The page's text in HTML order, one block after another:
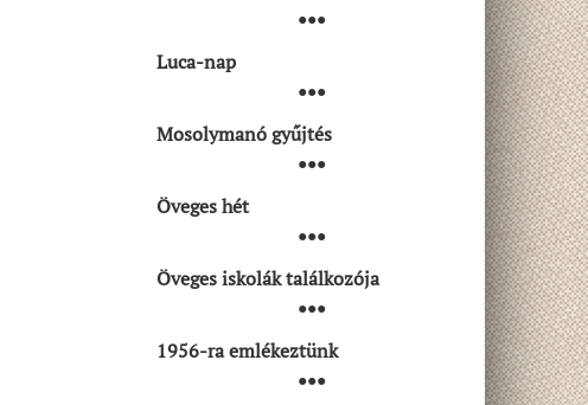
●●●
Luca-nap
●●●
Mosolymanó gyűjtés
●●●
Öveges hét
●●●
Öveges iskolák találkozója
●●●
1956-ra emlékeztünk
●●●